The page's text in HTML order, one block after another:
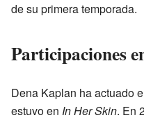
de su primera temporada.
Participaciones
Dena Kaplan ha actuado
estuvo en In Her Skin. En